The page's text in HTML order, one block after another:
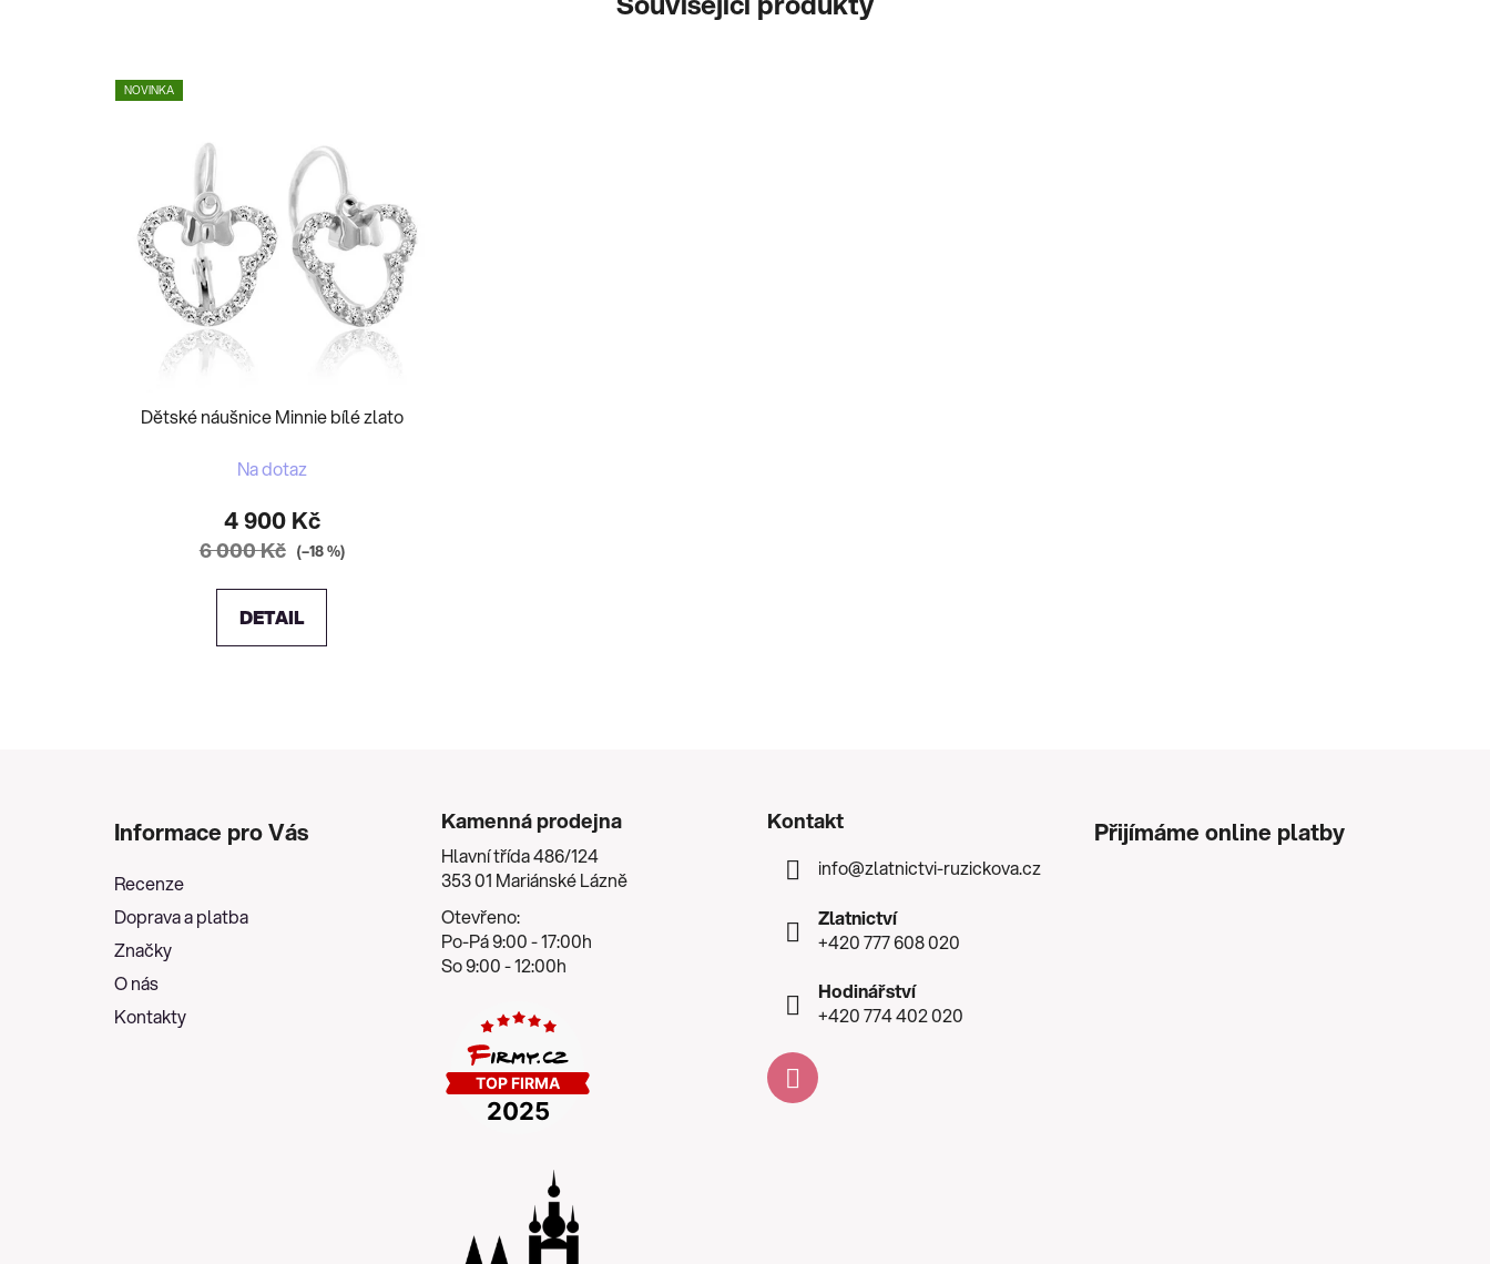
NOVINKA
Dětské náušnice Minnie bílé zlato
Na dotaz
4 900 Kč
6 000 Kč (–18 %)
DETAIL
Informace pro Vás
Recenze
Doprava a platba
Značky
O nás
Kontakty
Kamenná prodejna
Hlavní třída 486/124
353 01 Mariánské Lázně
Otevřeno:
Po-Pá 9:00 - 17:00h
So 9:00 - 12:00h
Kontakt
info@zlatnictvi-ruzickova.cz
Zlatnictví
+420 777 608 020
Hodinářství
+420 774 402 020
Přijímáme online platby